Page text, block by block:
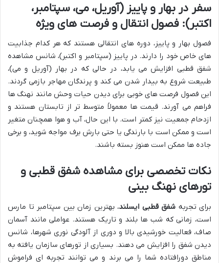
سفر در بهار و پاییز (آوریل، می، سپتامبر،
اکتبر): فصول انتقال و فرصت های ویژه
فصول بهار و پاییز، دوره های انتقالی هستند که هر کدام جذابیت
های خاص خود را دارند. در پاییز (سپتامبر و اکتبر)، شانس مشاهده
شفق قطبی افزایش می یابد، در حالی که در بهار (آوریل و می)،
طبیعت شروع به بیدار شدن می کند و پرندگان مهاجر بازمی گردند.
این فصول فرصت های خوبی برای دیدن حیات وحش مانند نهنگ ها
فراهم می آورند. قیمت ها معمولاً متوسط تر از تابستان هستند و
ازدحام جمعیت نیز کمتر است. با این حال، آب و هوا همچنان متغیر
است و ممکن است با بارندگی یا حتی بارش برف مواجه شوید، و برخی
جاده ها ممکن است هنوز بسته باشند.
نکات تخصصی برای مشاهده شفق قطبی و
تورهای نهنگ بینی
برای تجربه شفق قطبی ایسلند، بهترین زمان بین سپتامبر تا مارس
است، زمانی که شب ها بلند و تاریک هستند. عواملی مانند آسمان
صاف، فعالیت خورشیدی بالا و دوری از آلودگی نوری شهرها، شانس
دیدن شفق را افزایش می دهند. بسیاری از تورهای سازمان یافته به
مناطق دورافتاده شما را می برند و می توانند تجربه ای فراموش